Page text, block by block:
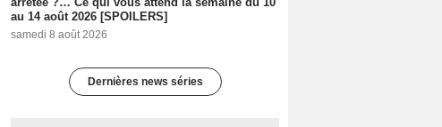
au 14 août 2026 [SPOILERS]
samedi 8 août 2026
Dernières news séries